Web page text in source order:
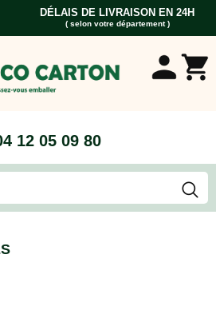
DÉLAIS DE LIVRAISON EN 24H
( selon votre département )
12 05 09 80